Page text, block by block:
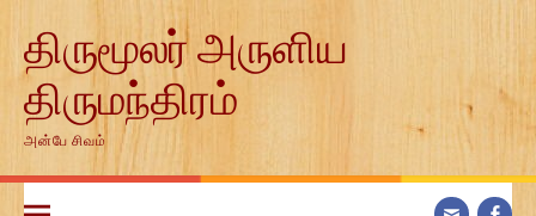
contentதிருமூலர் அருளிய
திருமந்திரம்
அன்பே சிவம்